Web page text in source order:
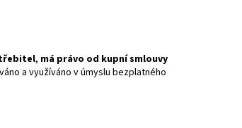
, má právo od kupní smlouvy
a využíváno v úmyslu bezplatného